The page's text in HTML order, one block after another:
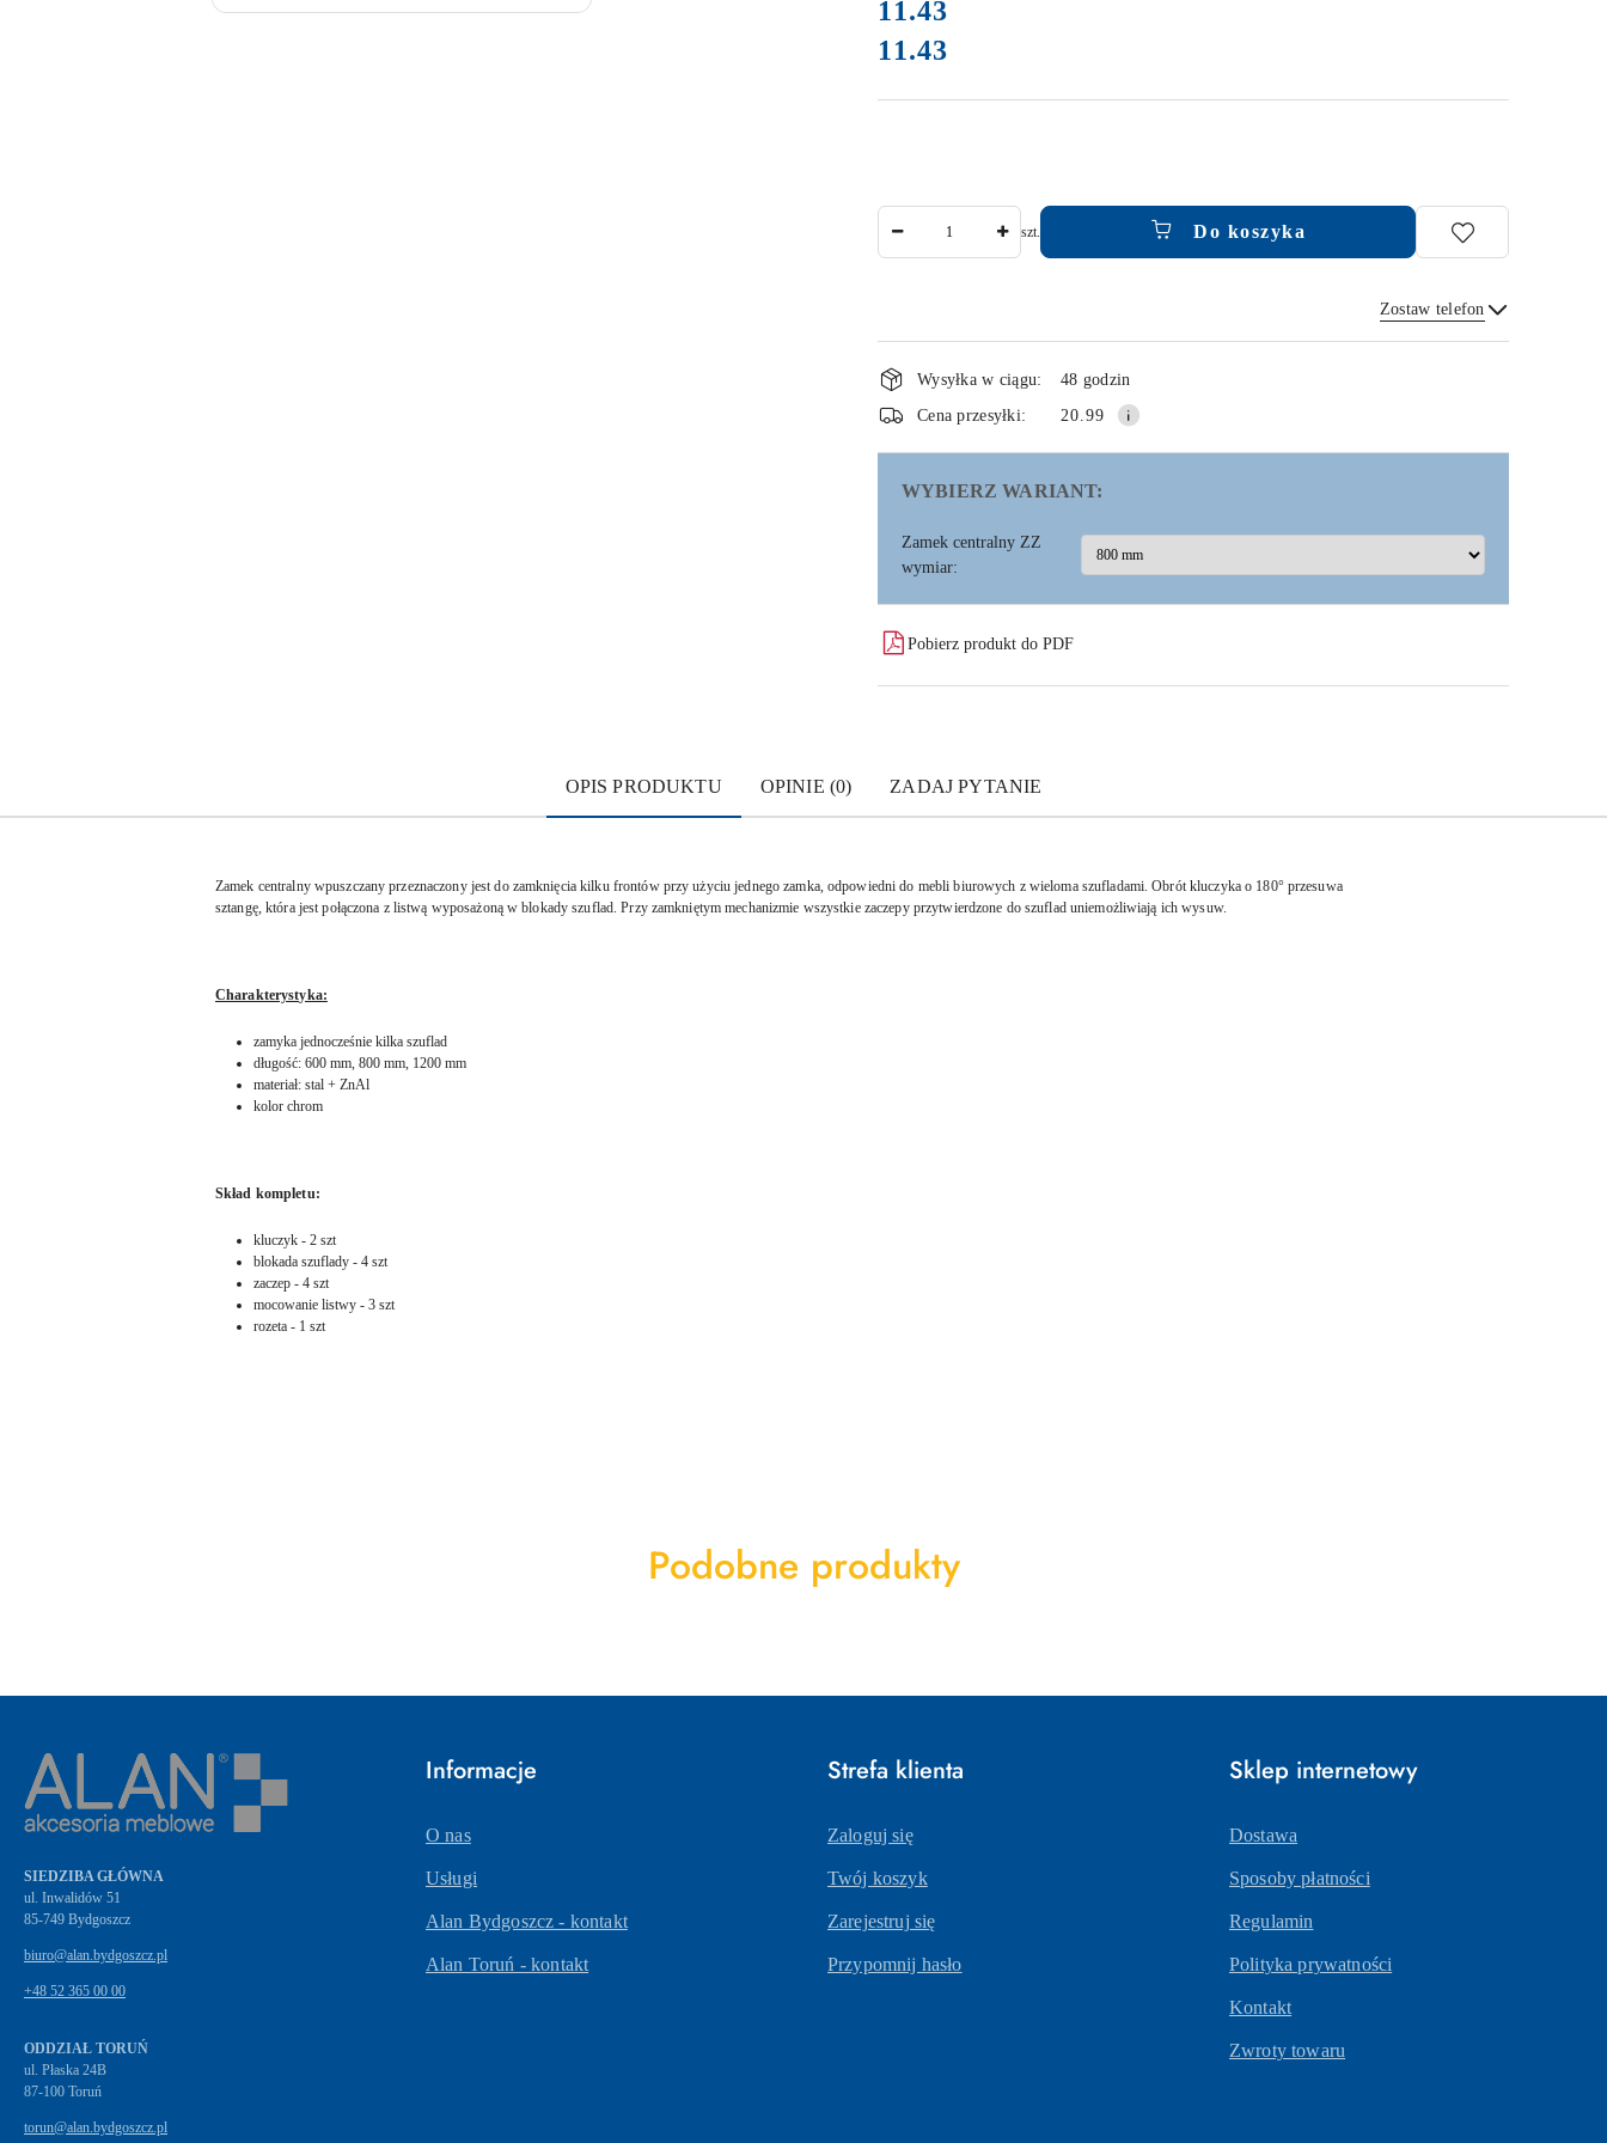
cena:
11.43
Cena:
11.43
szt. Do koszyka
Zostaw telefon
Wyślij
Dostępność
i
dostawa
Wysyłka w ciągu:
48 godzin
Cena przesyłki:
20.99
WYBIERZ WARIANT:
Zamek centralny ZZ
wymiar:
Pobierz produkt do PDF
OPIS PRODUKTU OPINIE (0) ZADAJ PYTANIE
Zamek centralny wpuszczany przeznaczony jest do zamknięcia kilku frontów przy użyciu jednego zamka, odpowiedni do mebli biurowych z wieloma szufladami. Obrót kluczyka o 180° przesuwa
sztangę, która jest połączona z listwą wyposażoną w blokady szuflad. Przy zamkniętym mechanizmie wszystkie zaczepy przytwierdzone do szuflad uniemożliwiają ich wysuw.
Charakterystyka:
zamyka jednocześnie kilka szuflad
długość: 600 mm, 800 mm, 1200 mm
materiał: stal + ZnAl
kolor chrom
Skład kompletu:
kluczyk - 2 szt
blokada szuflady - 4 szt
zaczep - 4 szt
mocowanie listwy - 3 szt
rozeta - 1 szt
Produkty
Podobne produkty
SIEDZIBA GŁÓWNA
ul. Inwalidów 51
biuro@alan.bydgoszcz.pl
+48 52 365 00 00
ODDZIAŁ TORUŃ
ul. Płaska 24B
87-100 Toruń
torun@alan.bydgoszcz.pl
Informacje
O nas
Usługi
Alan Bydgoszcz - kontakt
Alan Toruń - kontakt
Strefa klienta
Zaloguj się
Twój koszyk
Zarejestruj się
Przypomnij hasło
Sklep internetowy
Dostawa
Sposoby płatności
Regulamin
Polityka prywatności
Kontakt
Zwroty towaru